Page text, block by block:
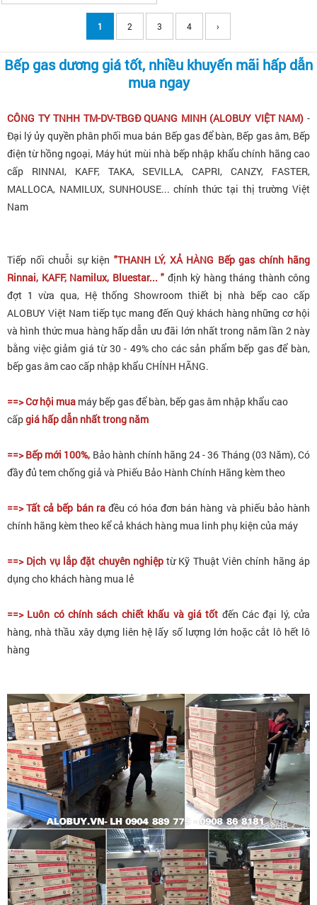
1 2 3 4 ›
Bếp gas dương giá tốt, nhiều khuyến mãi hấp dẫn
mua ngay
CÔNG TY TNHH TM-DV-TBGĐ QUANG MINH (ALOBUY VIỆT NAM) -
Đại lý ủy quyền phân phối mua bán Bếp gas để bàn, Bếp gas âm, Bếp
điện từ hồng ngoại, Máy hút mùi nhà bếp nhập khẩu chính hãng cao
cấp RINNAI, KAFF, TAKA, SEVILLA, CAPRI, CANZY, FASTER,
MALLOCA, NAMILUX, SUNHOUSE... chính thức tại thị trường Việt
Nam
Tiếp nối chuỗi sự kiện "THANH LÝ, XẢ HÀNG Bếp gas chính hãng
Rinnai, KAFF, Namilux, Bluestar... " định kỳ hàng tháng thành công
đợt 1 vừa qua, Hệ thống Showroom thiết bị nhà bếp cao cấp
ALOBUY Việt Nam tiếp tục mang đến Quý khách hàng những cơ hội
và hình thức mua hàng hấp dẫn ưu đãi lớn nhất trong năm lần 2 này
bằng việc giảm giá từ 30 - 49% cho các sản phẩm bếp gas để bàn,
bếp gas âm cao cấp nhập khẩu CHÍNH HÃNG.
==> Cơ hội mua máy bếp gas để bàn, bếp gas âm nhập khẩu cao
cấpgiá hấp dẫn nhất trong năm
==> Bếp mới 100%, Bảo hành chính hãng 24 - 36 Tháng (03 Năm), Có
đầy đủ tem chống giả và Phiếu Bảo Hành Chính Hãng kèm theo
==> Tất cả bếp bán ra đều có hóa đơn bán hàng và phiếu bảo hành
chính hãng kèm theo kể cả khách hàng mua linh phụ kiện của máy
==> Dịch vụ lắp đặt chuyên nghiệptừ Kỹ Thuật Viên chính hãng áp
dụng cho khách hàng mua lẻ
==> Luôn có chính sách chiết khấu và giá tốt đến Các đại lý, cửa
hàng, nhà thầu xây dựng liên hệ lấy số lượng lớn hoặc cắt lô hết lô
hàng